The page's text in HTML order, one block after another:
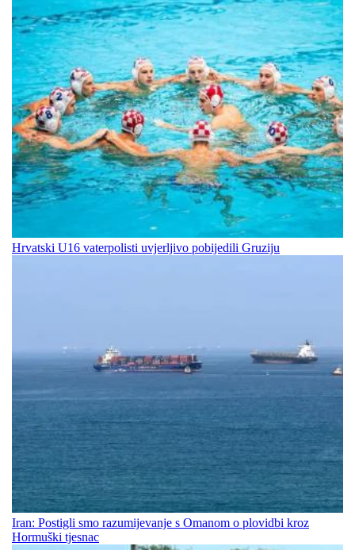
Hrvatski U16 vaterpolisti uvjerljivo pobijedili Gruziju
Iran: Postigli smo razumijevanje s Omanom o plovidbi kroz
Hormuški tjesnac